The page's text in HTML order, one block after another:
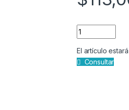
RELOJ DE
El artículo
Consultar